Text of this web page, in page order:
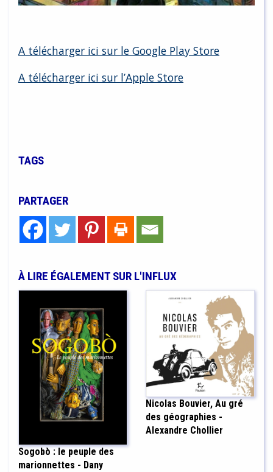
A télécharger ici sur le Google Play Store
A télécharger ici sur l’Apple Store
TAGS
PARTAGER
À LIRE ÉGALEMENT SUR L'INFLUX
Sogobò : le peuple des
marionnettes - Dany
Nicolas Bouvier, Au gré
des géographies -
Alexandre Chollier